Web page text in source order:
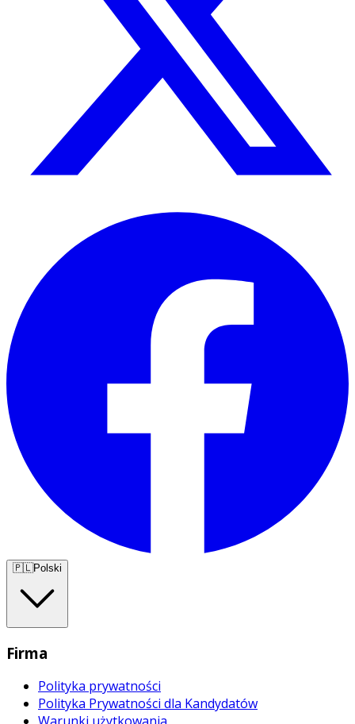
🇵🇱Polski
Firma
Polityka prywatności
Polityka Prywatności dla Kandydatów